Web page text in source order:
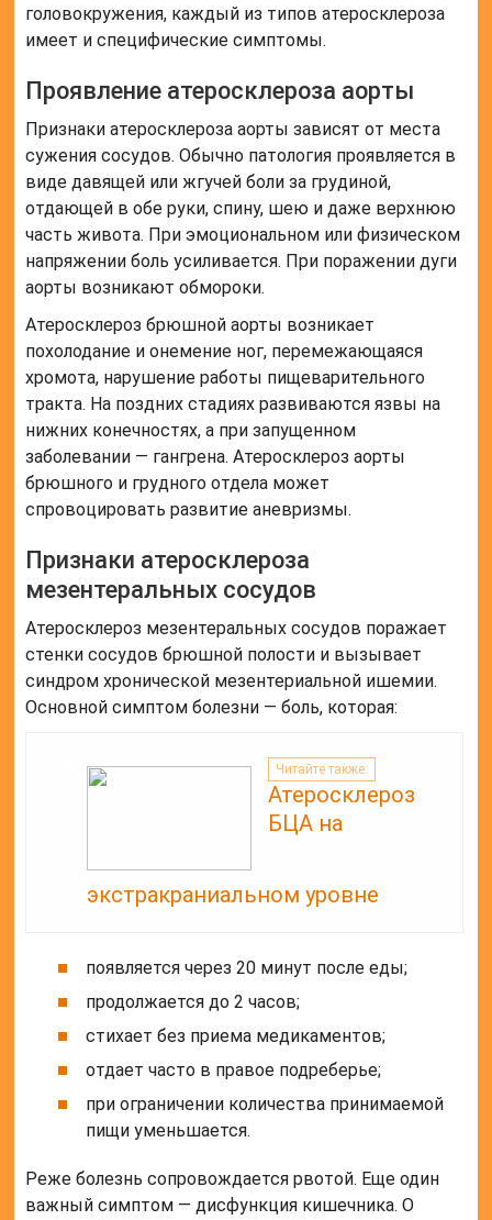
головокружения, каждый из типов атеросклероза
имеет и специфические симптомы.
Проявление атеросклероза аорты
Признаки атеросклероза аорты зависят от места
сужения сосудов. Обычно патология проявляется в
виде давящей или жгучей боли за грудиной,
отдающей в обе руки, спину, шею и даже верхнюю
часть живота. При эмоциональном или физическом
напряжении боль усиливается. При поражении дуги
аорты возникают обмороки.
Атеросклероз брюшной аорты возникает
похолодание и онемение ног, перемежающаяся
хромота, нарушение работы пищеварительного
тракта. На поздних стадиях развиваются язвы на
нижних конечностях, а при запущенном
заболевании — гангрена. Атеросклероз аорты
брюшного и грудного отдела может
спровоцировать развитие аневризмы.
Признаки атеросклероза
мезентеральных сосудов
Атеросклероз мезентеральных сосудов поражает
стенки сосудов брюшной полости и вызывает
синдром хронической мезентериальной ишемии.
Основной симптом болезни — боль, которая:
Читайте также:
Атеросклероз
БЦА на
экстракраниальном уровне
появляется через 20 минут после еды;
продолжается до 2 часов;
стихает без приема медикаментов;
отдает часто в правое подреберье;
при ограничении количества принимаемой
пищи уменьшается.
Реже болезнь сопровождается рвотой. Еще один
важный симптом — дисфункция кишечника. О